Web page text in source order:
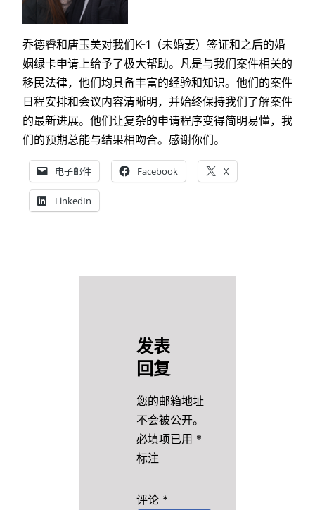
乔德睿和唐玉美对我们K-1（未婚妻）签证和之后的婚
姻绿卡申请上给予了极大帮助。凡是与我们案件相关的
移民法律，他们均具备丰富的经验和知识。他们的案件
日程安排和会议内容清晰明，并始终保持我们了解案件
的最新进展。他们让复杂的申请程序变得简明易懂，我
们的预期总能与结果相吻合。感谢你们。
电子邮件 Facebook X
LinkedIn
发表
回复
您的邮箱地址
不会被公开。
必填项已用 *
标注
评论 *